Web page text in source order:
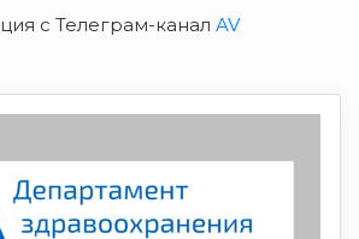
с Телеграм-канал AV